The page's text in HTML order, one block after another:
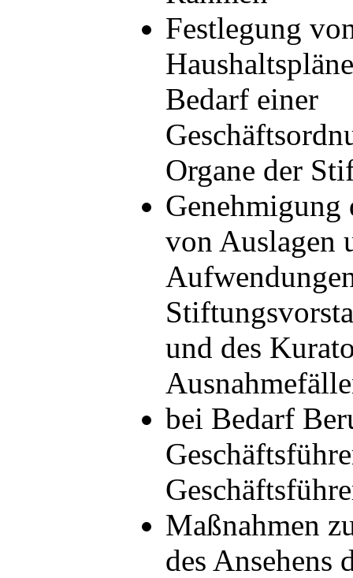
Festlegung
Bedarf einer
Organe der
Genehmigung
von Auslagen
und des
bei Bedarf
Maßnahmen
des Ansehens